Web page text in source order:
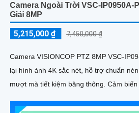
Camera Ngoài Trời VSC-IP0950A-
Giải 8MP
5,215,000 ₫ 7,450,000 ₫
Camera VISIONCOP PTZ 8MP VSC-
lại hình ảnh 4K sắc nét, hỗ trợ chuẩn
mượt mà tiết kiệm băng